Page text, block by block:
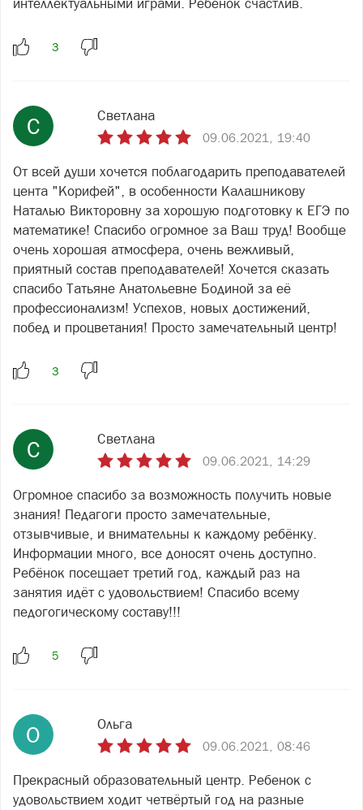
интеллектуальными играми. Ребёнок счастлив.
С Светлана
09.06.2021, 19:40
От всей души хочется поблагодарить преподавателей
цента "Корифей", в особенности Калашникову
Наталью Викторовну за хорошую подготовку к ЕГЭ по
математике! Спасибо огромное за Ваш труд! Вообще
очень хорошая атмосфера, очень вежливый,
приятный состав преподавателей! Хочется сказать
спасибо Татьяне Анатольевне Бодиной за её
профессионализм! Успехов, новых достижений,
побед и процветания! Просто замечательный центр!
С Светлана
09.06.2021, 14:29
Огромное спасибо за возможность получить новые
знания! Педагоги просто замечательные,
отзывчивые, и внимательны к каждому ребёнку.
Информации много, все доносят очень доступно.
Ребёнок посещает третий год, каждый раз на
занятия идёт с удовольствием! Спасибо всему
педогогическому составу!!!
О Ольга
09.06.2021, 08:46
Прекрасный образовательный центр. Ребенок с
удовольствием ходит четвёртый год на разные